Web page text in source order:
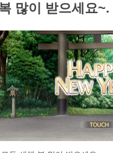
많이 받으세요